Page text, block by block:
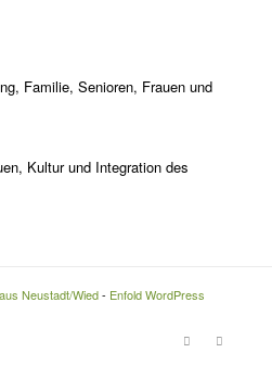
Familie, Senioren, Frauen und
Kultur und Integration des
Neustadt/Wied- Enfold WordPress